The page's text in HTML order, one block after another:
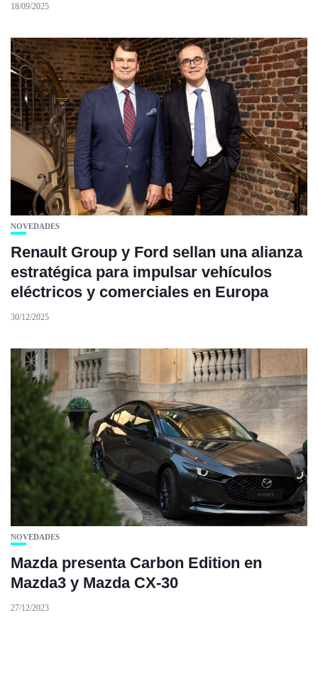
18/09/2025
NOVEDADES
Renault Group y Ford sellan una alianza
estratégica para impulsar vehículos
eléctricos y comerciales en Europa
30/12/2025
NOVEDADES
Mazda presenta Carbon Edition en
Mazda3 y Mazda CX-30
27/12/2023